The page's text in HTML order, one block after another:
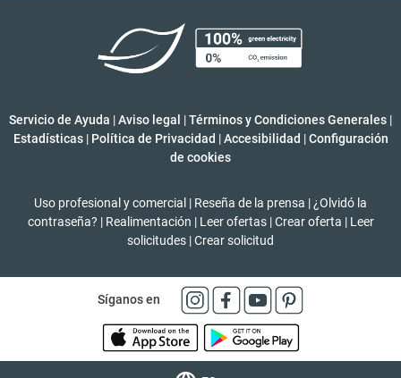
Servicio de Ayuda |Aviso legal |Términos y Condiciones Generales |
Estadísticas | Política de Privacidad | Accesibilidad | Configuración
de cookies
Uso profesional y comercial | Reseña de la prensa | ¿Olvidó la
contraseña? | Realimentación | Leer ofertas | Crear oferta | Leer
solicitudes |Crear solicitud
Síganos en